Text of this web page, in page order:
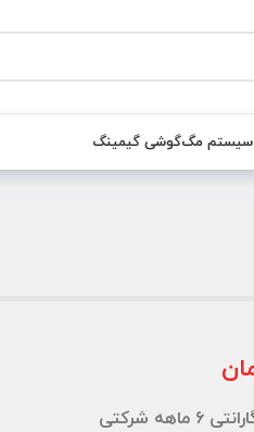
سیستم مگگوشی گیمینگ
۶ ماهه شرکتی